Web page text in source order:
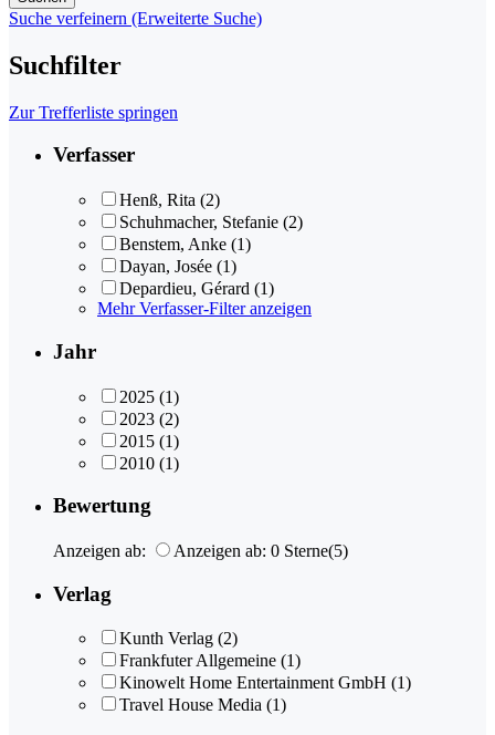
Suche verfeinern (Erweiterte Suche)
Suchfilter
Zur Trefferliste springen
Verfasser
Henß, Rita (2)
Schuhmacher, Stefanie (2)
Benstem, Anke (1)
Dayan, Josée (1)
Depardieu, Gérard (1)
Mehr Verfasser-Filter anzeigen
Jahr
2025 (1)
2023 (2)
2015 (1)
2010 (1)
Bewertung
Anzeigen ab: Anzeigen ab: 0 Sterne(5)
Verlag
Kunth Verlag (2)
Frankfuter Allgemeine (1)
Kinowelt Home Entertainment GmbH (1)
Travel House Media (1)